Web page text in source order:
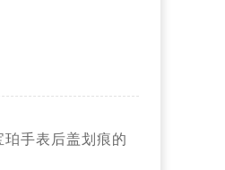
手表后盖划痕的